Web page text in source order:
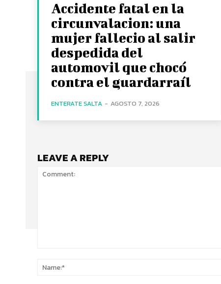
Accidente fatal en la
circunvalacion: una
mujer fallecio al salir
despedida del
automovil que chocó
contra el guardarraíl
ENTERATE SALTA - AGOSTO 7, 2026
LEAVE A REPLY